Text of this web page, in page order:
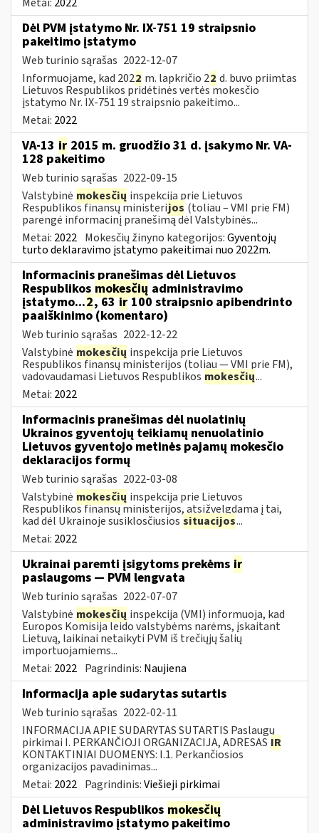
Dėl PVM įstatymo Nr. IX-751 19 straipsnio
pakeitimo įstatymo
Web turinio sąrašas 2022-12-07
Informuojame, kad 2022 m. lapkričio 22 d. buvo priimtas
Lietuvos Respublikos pridėtinės vertės mokesčio
įstatymo Nr. IX-751 19 straipsnio pakeitimo...
Metai: 2022
VA-13 ir 2015 m. gruodžio 31 d. įsakymo Nr. VA-
128 pakeitimo
Web turinio sąrašas 2022-09-15
Valstybinė mokesčių inspekcija prie Lietuvos
Respublikos finansų ministerijos (toliau – VMI prie FM)
parengė informacinį pranešimą dėl Valstybinės...
Metai: 2022 Mokesčių žinyno kategorijos:Gyventojų
turto deklaravimo įstatymo pakeitimai nuo 2022m.
Informacinis pranešimas dėl Lietuvos
Respublikos mokesčių administravimo
įstatymo...2, 63ir100 straipsnio apibendrinto
paaiškinimo (komentaro)
Web turinio sąrašas 2022-12-22
Valstybinė mokesčių inspekcija prie Lietuvos
Respublikos finansų ministerijos (toliau — VMI prie FM),
vadovaudamasi Lietuvos Respublikos mokesčių...
Metai: 2022
Informacinis pranešimas dėl nuolatinių
Ukrainos gyventojų teikiamų nenuolatinio
Lietuvos gyventojo metinės pajamų mokesčio
deklaracijos formų
Web turinio sąrašas 2022-03-08
Valstybinė mokesčių inspekcija prie Lietuvos
Respublikos finansų ministerijos, atsižvelgdama į tai,
kad dėl Ukrainoje susiklosčiusios situacijos...
Metai: 2022
Ukrainai paremti įsigytoms prekėms ir
paslaugoms — PVM lengvata
Web turinio sąrašas 2022-07-07
Valstybinė mokesčių inspekcija (VMI) informuoja, kad
Europos Komisija leido valstybėms narėms, įskaitant
Lietuvą, laikinai netaikyti PVM iš trečiųjų šalių
importuojamiems...
Metai: 2022 Pagrindinis: Naujiena
Informacija apie sudarytas sutartis
Web turinio sąrašas 2022-02-11
INFORMACIJA APIE SUDARYTAS SUTARTIS Paslaugų
pirkimai I. PERKANČIOJI ORGANIZACIJA, ADRESAS IR
KONTAKTINIAI DUOMENYS: I.1. Perkančiosios
organizacijos pavadinimas...
Metai: 2022 Pagrindinis:Viešieji pirkimai
Dėl Lietuvos Respublikos mokesčių
administravimo įstatymo pakeitimo